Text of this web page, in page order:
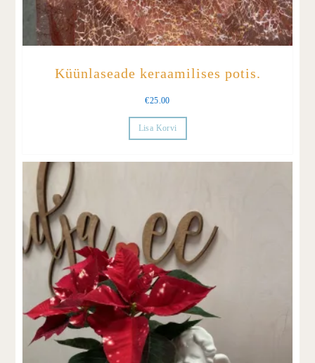
Küünlaseade keraamilises potis.
€25.00
Lisa Korvi